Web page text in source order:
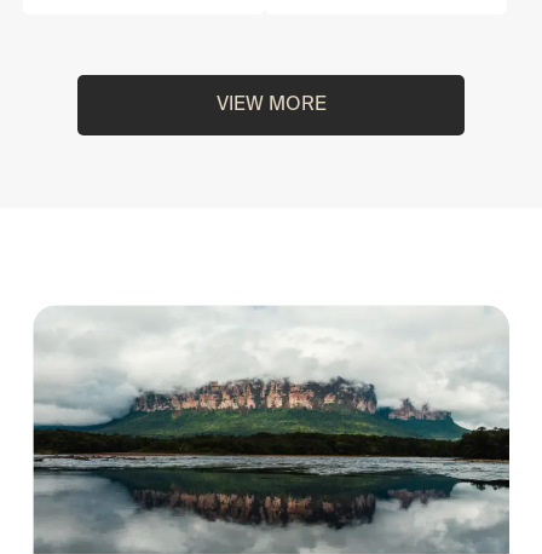
VIEW MORE